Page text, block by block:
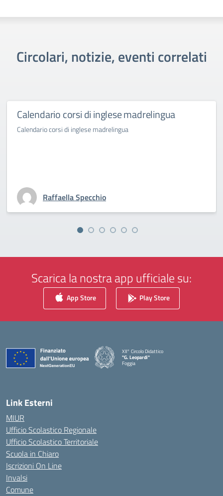
Circolari, notizie, eventi correlati
Calendario corsi di inglese madrelingua
Calendario corsi di inglese madrelingua
Raffaella Specchio
Scarica la nostra app ufficiale su:
App Store Play Store
XII° Circolo Didattico
"G. Leopardi"
Foggia
— Visita la pagina iniziale della scuola
Link Esterni
MIUR
Ufficio Scolastico Regionale
Ufficio Scolastico Territoriale
Scuola in Chiaro
Iscrizioni On Line
Invalsi
Comune